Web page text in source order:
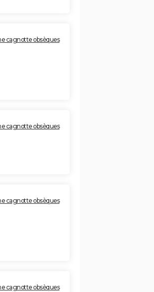
cagnotte obsèques
cagnotte obsèques
cagnotte obsèques
cagnotte obsèques